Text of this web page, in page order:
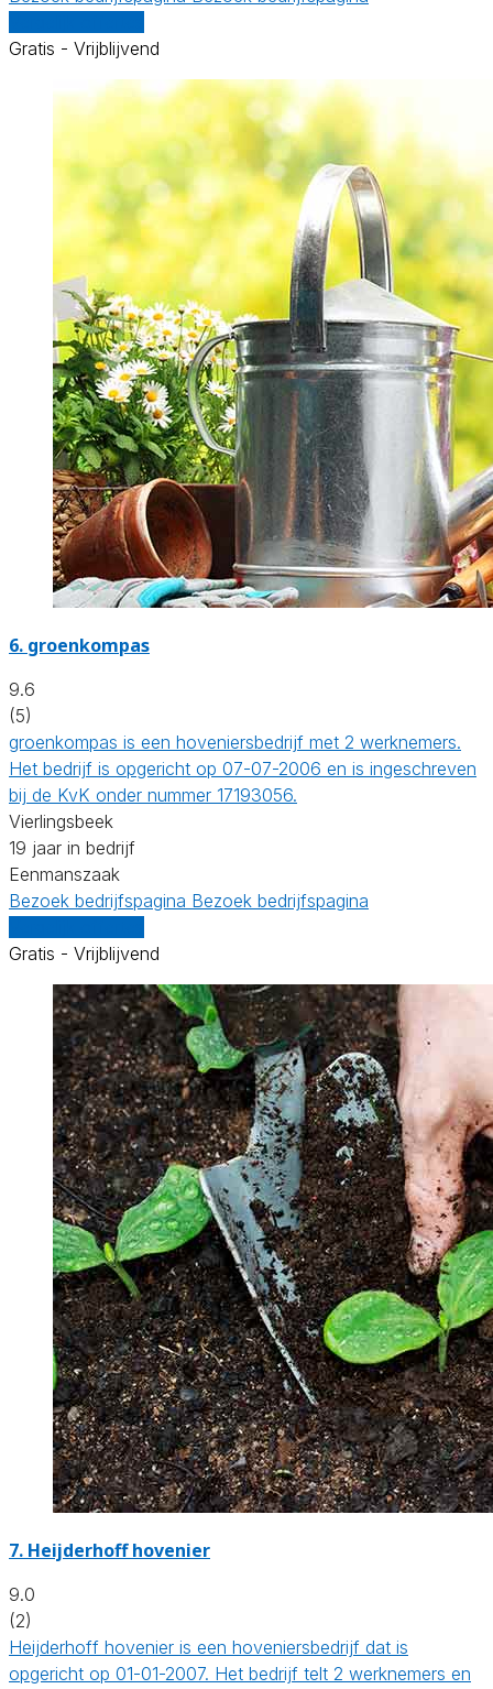
Gratis - Vrijblijvend
6. groenkompas
9.6
(5)
groenkompas is een hoveniersbedrijf met 2 werknemers.
Het bedrijf is opgericht op 07-07-2006 en is ingeschreven
bij de KvK onder nummer 17193056.
Vierlingsbeek
19 jaar in bedrijf
Eenmanszaak
Bezoek bedrijfspagina Bezoek bedrijfspagina
Gratis - Vrijblijvend
7. Heijderhoff hovenier
9.0
(2)
Heijderhoff hovenier is een hoveniersbedrijf dat is
opgericht op 01-01-2007. Het bedrijf telt 2 werknemers en